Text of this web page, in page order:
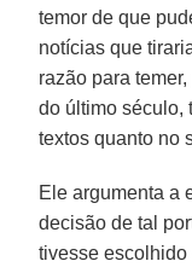
temor de que
notícias que
razão para
do último século,
textos quanto no
Ele argumenta a
decisão de tal
tivesse